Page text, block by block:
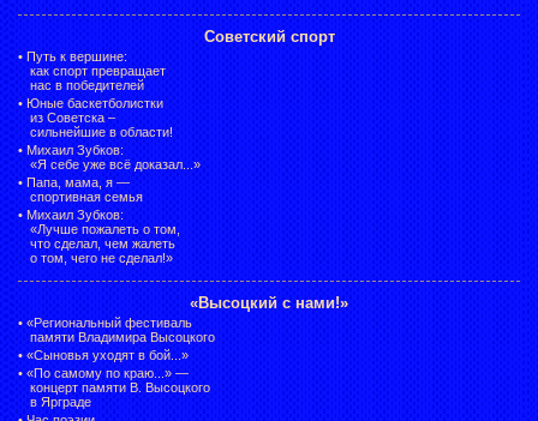
Советский спорт
• Путь к вершине:
как спорт превращает
нас в победителей
• Юные баскетболистки
из Советска –
сильнейшие в области!
• Михаил Зубков:
«Я себе уже всё доказал...»
• Папа, мама, я —
спортивная семья
• Михаил Зубков:
«Лучше пожалеть о том,
что сделал, чем жалеть
о том, чего не сделал!»
«Высоцкий с нами!»
• «Региональный фестиваль
памяти Владимира Высоцкого
• «Сыновья уходят в бой...»
• «По самому по краю...» —
концерт памяти В. Высоцкого
в Ярграде